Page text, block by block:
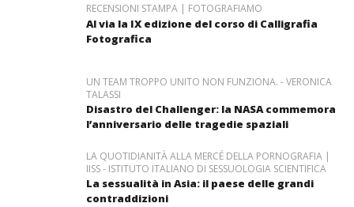
RECENSIONI STAMPA | FOTOGRAFIAMO
Al via la IX edizione del corso di Calligrafia
Fotografica
UN TEAM TROPPO UNITO NON FUNZIONA. - VERONICA
TALASSI
Disastro del Challenger: la NASA commemora
l’anniversario delle tragedie spaziali
LA QUOTIDIANITÀ ALLA MERCÉ DELLA PORNOGRAFIA |
IISS - ISTITUTO ITALIANO DI SESSUOLOGIA SCIENTIFICA
La sessualità in Asia: il paese delle grandi
contraddizioni